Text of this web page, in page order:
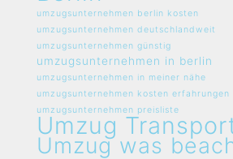
umzugsunternehmen berlin kosten
umzugsunternehmen deutschlandweit
umzugsunternehmen günstig
umzugsunternehmen in berlin
umzugsunternehmen in meiner nähe
umzugsunternehmen kosten erfahrungen
umzugsunternehmen preisliste
Umzug
Umzug was